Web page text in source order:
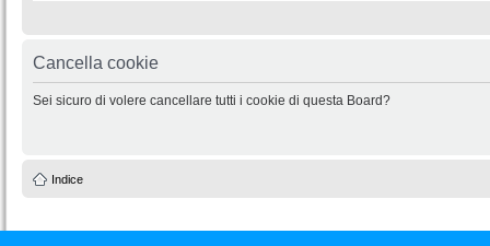
Cancella cookie
Sei sicuro di volere cancellare tutti i cookie di questa Board?
Indice